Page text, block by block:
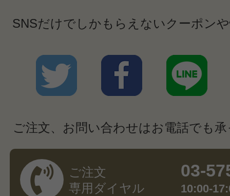
SNSだけでしかもらえないクーポン
ご注文、お問い合わせはお電話でも
ご注文
専用ダイヤル
03-
10:00-